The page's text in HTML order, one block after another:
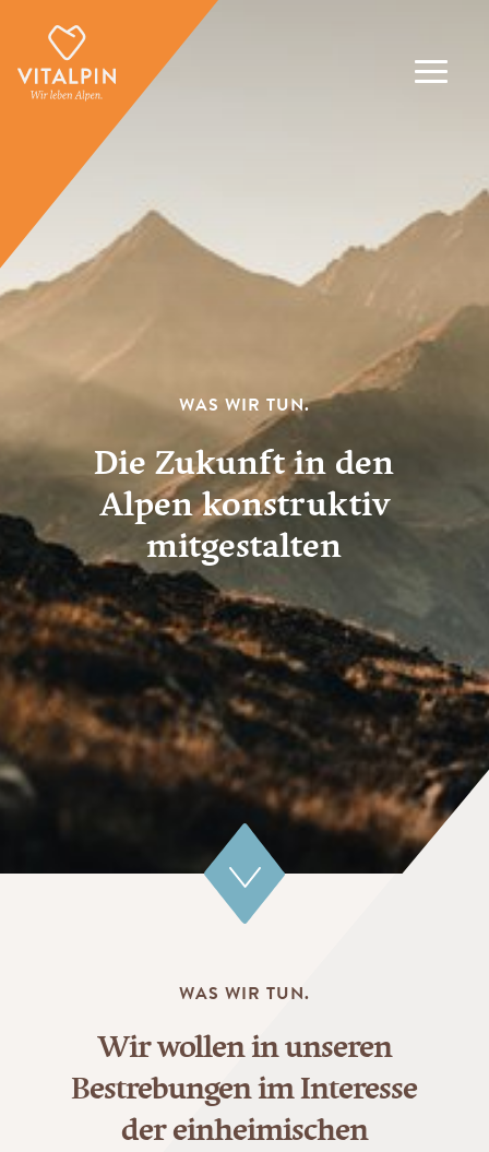
WAS WIR TUN.
Die Zukunft in den
Alpenkonstruktiv
mitgestalten
WAS WIR TUN.
Wir wollen in unseren
Bestrebungen im Interesse
der einheimischen